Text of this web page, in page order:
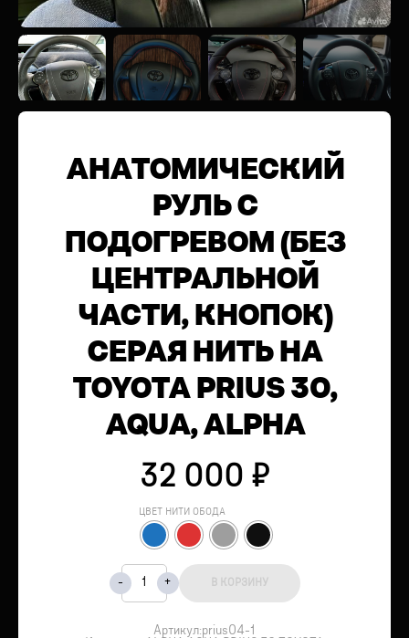
АНАТОМИЧЕСКИЙ
РУЛЬ С
ПОДОГРЕВОМ (БЕЗ
ЦЕНТРАЛЬНОЙ
ЧАСТИ, КНОПОК)
СЕРАЯ НИТЬ НА
TOYOTA PRIUS 30,
AQUA, ALPHA
32 000 ₽
ЦВЕТ НИТИ ОБОДА
В КОРЗИНУ
Артикул:prius04-1